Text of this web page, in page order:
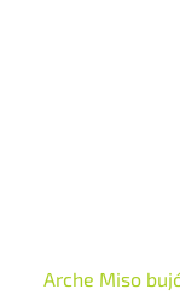
Arche Miso